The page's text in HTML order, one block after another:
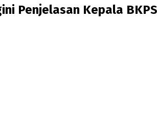
Penjelasan Kepala